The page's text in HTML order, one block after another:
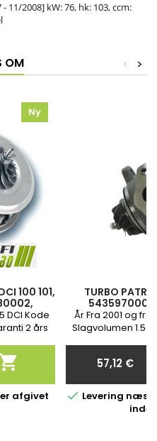
- 11/2008] kW: 76, hk: 103, ccm:
OM >
<
Ny
100 101,
DCI Kode
2 års
afgivet
TURBO
År Fra 2001 og
Slagvolumen 1.5
Pris
57,12 €
 Levering